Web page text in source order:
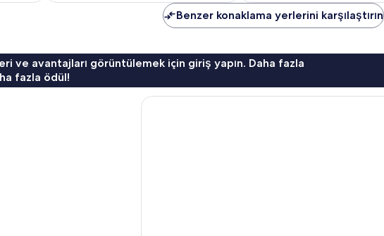
Benzer konaklama yerlerini karşılaştırın
ve avantajları görüntülemek için giriş yapın. Daha fazla
fazla ödül!